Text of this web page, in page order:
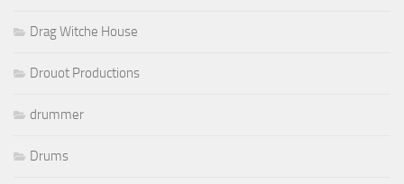
Drag Witche House
Drouot Productions
drummer
Drums